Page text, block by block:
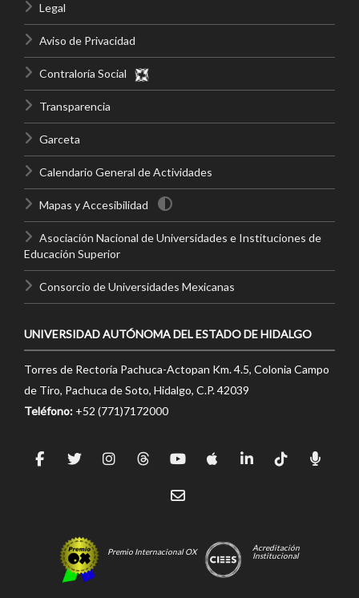
Legal
Aviso de Privacidad
Contraloría Social
Transparencia
Garceta
Calendario General de Actividades
Mapas y Accesibilidad
Asociación Nacional de Universidades e Instituciones de
Educación Superior
Consorcio de Universidades Mexicanas
UNIVERSIDAD AUTÓNOMA DEL ESTADO DE HIDALGO
Torres de Rectoría Pachuca-Actopan Km. 4.5, Colonia Campo
de Tiro, Pachuca de Soto, Hidalgo, C.P. 42039
Teléfono: +52 (771)7172000
Premio Internacional OX
Acreditación
Institucional